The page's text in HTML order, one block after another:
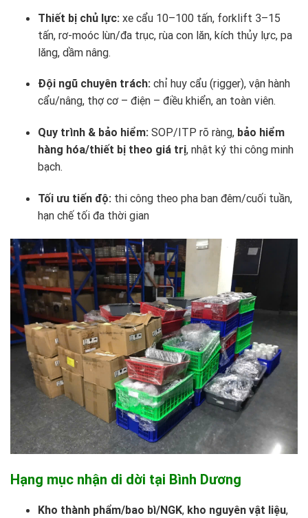
Thiết bị chủ lực: xe cẩu 10–100 tấn, forklift 3–15
tấn, rơ-moóc lùn/đa trục, rùa con lăn, kích thủy lực, pa
lăng, dầm nâng.
Đội ngũ chuyên trách: chỉ huy cẩu (rigger), vận hành
cẩu/nâng, thợ cơ – điện – điều khiển, an toàn viên.
Quy trình & bảo hiểm: SOP/ITP rõ ràng, bảo hiểm
hàng hóa/thiết bị theo giá trị, nhật ký thi công minh
bạch.
Tối ưu tiến độ: thi công theo pha ban đêm/cuối tuần,
hạn chế tối đa thời gian
Hạng mục nhận di dời tại Bình Dương
Kho thành phẩm/bao bì/NGK, kho nguyên vật liệu,